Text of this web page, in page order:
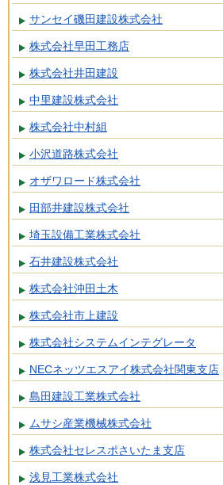
サンセイ磯田建設株式会社
株式会社早田工務店
株式会社井田建設
中里建設株式会社
株式会社中村組
小沢道路株式会社
オザワロード株式会社
田部井建設株式会社
埼玉設備工業株式会社
石井建設株式会社
株式会社沖田土木
株式会社市上建設
株式会社システムインテグレータ
NECネッツエスアイ株式会社関東支店
島田建設工業株式会社
ムサシ産業機械株式会社
株式会社セレスポさいたま支店
浅見工業株式会社